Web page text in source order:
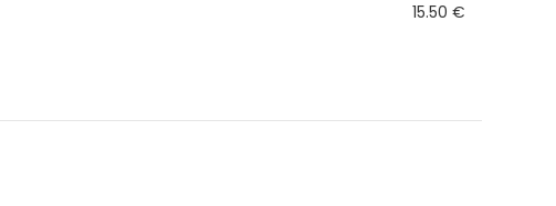
15.50 €